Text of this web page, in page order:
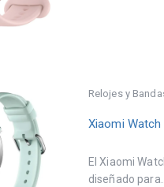
Relojes y
Xiaomi Watch
El Xiaomi
diseñado para...